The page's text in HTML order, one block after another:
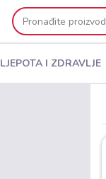
LJEPOTA I ZDRAVLJE